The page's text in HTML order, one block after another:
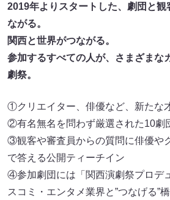
2019年よりスタートした、劇団と
ながる。
関西と世界がつながる。
参加するすべての人が、さまざまな
劇祭。
①クリエイター、俳優など、新たな
②有名無名を問わず厳選された10劇
③観客や審査員からの質問に俳優や
で答える公開ティーチイン
④参加劇団には「関西演劇祭プロデ
スコミ・エンタメ業界と”つなげる”